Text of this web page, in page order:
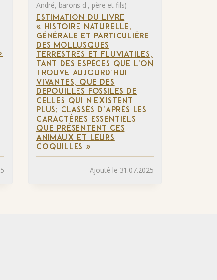
André, barons d', père et fils)
ESTIMATION DU LIVRE
« HISTOIRE NATURELLE,
GÉNÉRALE ET PARTICULIÈRE
DES MOLLUSQUES
TERRESTRES ET FLUVIATILES,
TANT DES ESPÈCES QUE L’ON
TROUVE AUJOURD’HUI
VIVANTES, QUE DES
DÉPOUILLES FOSSILES DE
CELLES QUI N’EXISTENT
PLUS; CLASSÉS D’APRÈS LES
CARACTÈRES ESSENTIELS
QUE PRÉSENTENT CES
ANIMAUX ET LEURS
COQUILLES »
Ajouté le 31.07.2025